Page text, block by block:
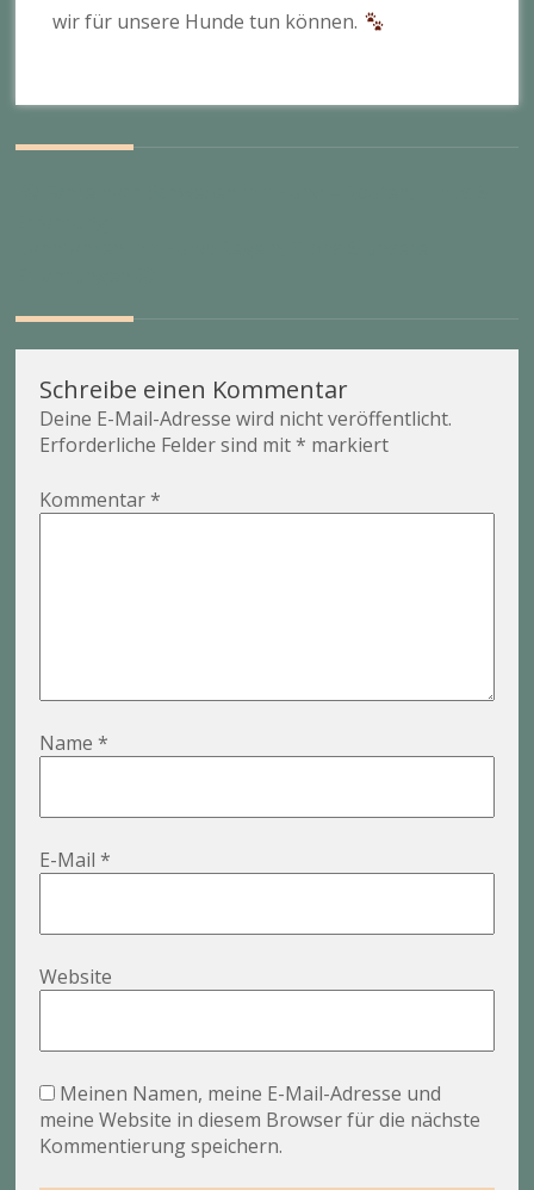
wir für unsere Hunde tun können.
Schreibe einen Kommentar
Deine E-Mail-Adresse wird nicht veröffentlicht.
Erforderliche Felder sind mit* markiert
Kommentar*
Name*
E-Mail*
Website
Meinen Namen, meine E-Mail-Adresse und
meine Website in diesem Browser für die nächste
Kommentierung speichern.